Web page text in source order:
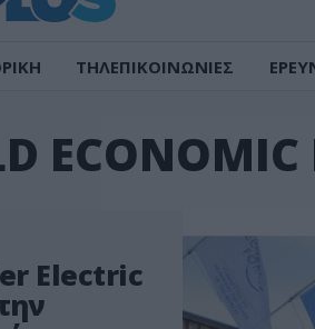
ΤΗΛΕΠΙΚΟΙΝΩΝΙΕΣ
ECONOMIC
Electric